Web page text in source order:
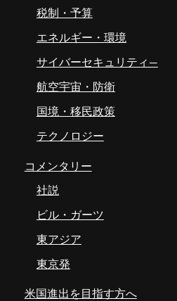
税制・予算
エネルギー・環境
サイバーセキュリティ―
航空宇宙・防衛
国境・移民政策
テクノロジー
コメンタリー
社説
ビル・ガーツ
東アジア
東京発
米国進出を目指す方へ